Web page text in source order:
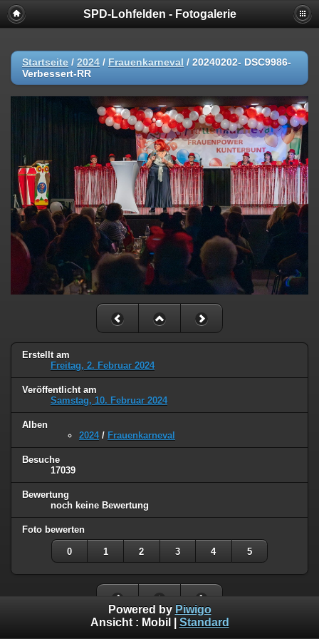
SPD-Lohfelden - Fotogalerie
Startseite / 2024 / Frauenkarneval / 20240202- DSC9986-
Verbessert-RR
Erstellt am
Freitag, 2. Februar 2024
Veröffentlicht am
Samstag, 10. Februar 2024
Alben
2024/ Frauenkarneval
Besuche
17039
Bewertung
noch keine Bewertung
Foto bewerten
0 1 2 3 4 5
Powered by Piwigo
Ansicht : Mobil Standard